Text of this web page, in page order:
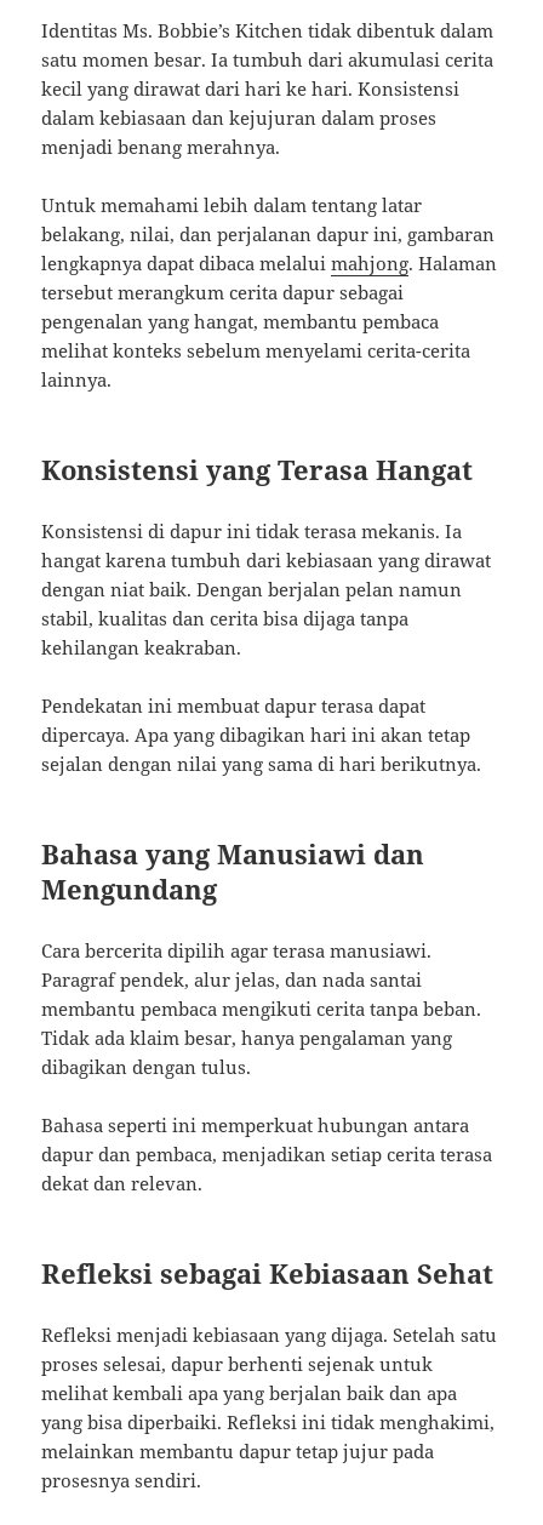
Identitas Ms. Bobbie’s Kitchen tidak dibentuk dalam
satu momen besar. Ia tumbuh dari akumulasi cerita
kecil yang dirawat dari hari ke hari. Konsistensi
dalam kebiasaan dan kejujuran dalam proses
menjadi benang merahnya.
Untuk memahami lebih dalam tentang latar
belakang, nilai, dan perjalanan dapur ini, gambaran
lengkapnya dapat dibaca melaluimahjong. Halaman
tersebut merangkum cerita dapur sebagai
pengenalan yang hangat, membantu pembaca
melihat konteks sebelum menyelami cerita-cerita
lainnya.
Konsistensi yang Terasa Hangat
Konsistensi di dapur ini tidak terasa mekanis. Ia
hangat karena tumbuh dari kebiasaan yang dirawat
dengan niat baik. Dengan berjalan pelan namun
stabil, kualitas dan cerita bisa dijaga tanpa
kehilangan keakraban.
Pendekatan ini membuat dapur terasa dapat
dipercaya. Apa yang dibagikan hari ini akan tetap
sejalan dengan nilai yang sama di hari berikutnya.
Bahasa yang Manusiawi dan
Mengundang
Cara bercerita dipilih agar terasa manusiawi.
Paragraf pendek, alur jelas, dan nada santai
membantu pembaca mengikuti cerita tanpa beban.
Tidak ada klaim besar, hanya pengalaman yang
dibagikan dengan tulus.
Bahasa seperti ini memperkuat hubungan antara
dapur dan pembaca, menjadikan setiap cerita terasa
dekat dan relevan.
Refleksi sebagai Kebiasaan Sehat
Refleksi menjadi kebiasaan yang dijaga. Setelah satu
proses selesai, dapur berhenti sejenak untuk
melihat kembali apa yang berjalan baik dan apa
yang bisa diperbaiki. Refleksi ini tidak menghakimi,
melainkan membantu dapur tetap jujur pada
prosesnya sendiri.